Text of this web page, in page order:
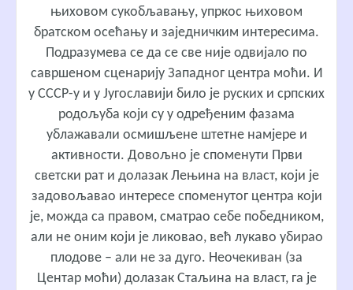
њиховом сукобљавању, упркос њиховом
братском осећању и заједничким интересима.
Подразумева се да се све није одвијало по
савршеном сценарију Западног центра моћи. И
у СССР-у и у Југославији било је руских и српских
родољуба који су у одређеним фазама
ублажавали осмишљене штетне намјере и
активности. Довољно је споменути Први
светски рат и долазак Лењина на власт, који је
задовољавао интересе споменутог центра који
је, можда са правом, сматрао себе победником,
али не оним који је ликовао, већ лукаво убирао
плодове – али не за дуго. Неочекиван (за
Центар моћи) долазак Стаљина на власт, га је